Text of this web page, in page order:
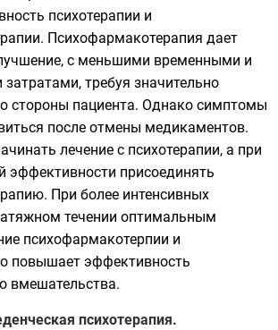
психотерапии и
Психофармакотерапия дает
с меньшими временными и
требуя значительно
стороны пациента. Однако симптомы
после отмены медикаментов.
лечение с психотерапии, а при
эффективности присоединять
При более интенсивных
течении оптимальным
психофармакотерпии и
повышает эффективность
вмешательства.
психотерапия.